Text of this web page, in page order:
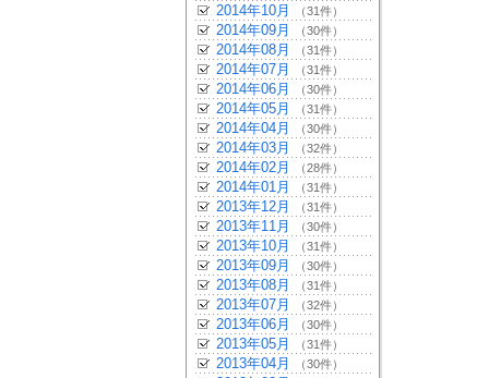
2014年10月 （31件）
2014年09月 （30件）
2014年08月 （31件）
2014年07月 （31件）
2014年06月 （30件）
2014年05月 （31件）
2014年04月 （30件）
2014年03月 （32件）
2014年02月 （28件）
2014年01月 （31件）
2013年12月 （31件）
2013年11月 （30件）
2013年10月 （31件）
2013年09月 （30件）
2013年08月 （31件）
2013年07月 （32件）
2013年06月 （30件）
2013年05月 （31件）
2013年04月 （30件）